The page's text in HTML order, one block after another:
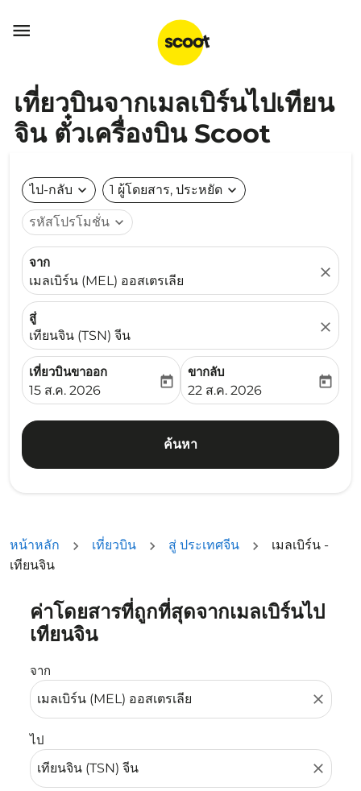

เที่ยวบินจากเมลเบิร์นไปเทียน
จิน ตั๋วเครื่องบิน Scoot
ไป-กลับ expand_more 1 ผู้โดยสาร, ประหยัด expand_more
รหัสโปรโมชั่น expand_more
จาก
เมลเบิร์น (MEL) ออสเตรเลีย
close
สู่
เทียนจิน (TSN) จีน
close
เที่ยวบินขาออก
fc-booking-departure-date-aria-label
15 ส.ค. 2026
today
ขากลับ
fc-booking-return-date-
22 ส.ค. 2026
today
ค้นหา
หน้าหลัก เที่ยวบิน สู่ ประเทศจีน
เมลเบิร์น -
เทียนจิน
ค่าโดยสารที่ถูกที่สุดจากเมลเบิร์นไป
เทียนจิน
จาก
close
ไป
close
ลองอัปเดตเส้นทางของคุณ (ต้นทางและ/หรือปลายทาง) หรื